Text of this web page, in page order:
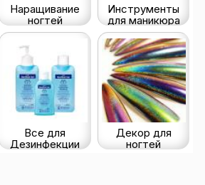
Наращивание
ногтей
Инструменты
для маникюра
Все для
Дезинфекции
Декор для
ногтей